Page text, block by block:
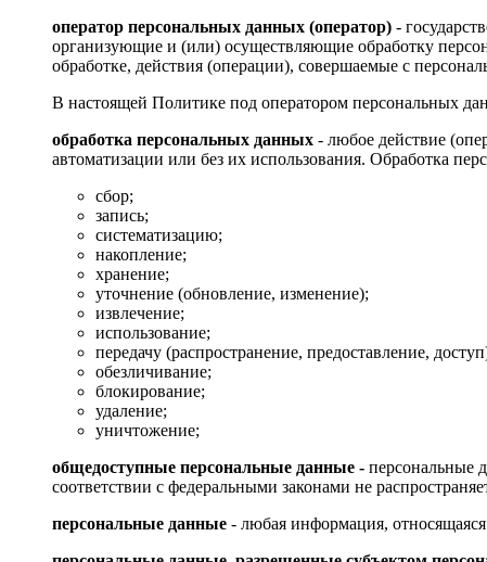
оператор персональных данных (оператор) -
организующие и (или) осуществляющие обработку
обработке, действия (операции), совершаемые с
В настоящей Политике под оператором персональных
обработка персональных данных - любое действие
автоматизации или без их использования. Обработка
сбор;
запись;
систематизацию;
накопление;
хранение;
уточнение (обновление, изменение);
извлечение;
использование;
передачу (распространение, предоставление,
обезличивание;
блокирование;
удаление;
уничтожение;
общедоступные персональные данные - персональные
соответствии с федеральными законами не
персональные данные - любая информация,